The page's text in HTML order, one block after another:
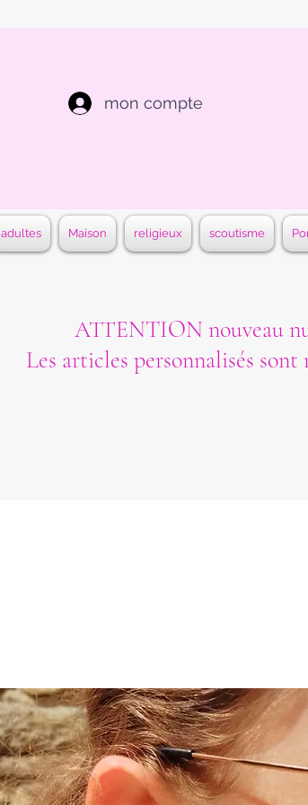
mon compte
adultes Maison religieux scoutisme
ATTENTION nouveau
Les articles personnalisés sont